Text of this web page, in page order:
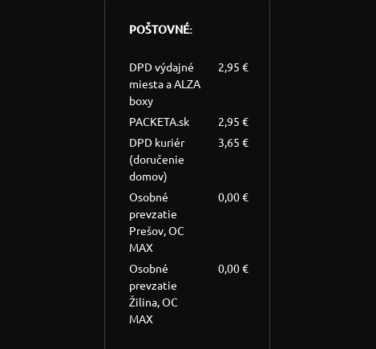
POŠTOVNÉ:
DPD výdajné
miesta a ALZA
boxy
2,95 €
PACKETA.sk
2,95 €
DPD kuriér
(doručenie
domov)
3,65 €
Osobné
prevzatie
Prešov, OC
MAX
0,00 €
Osobné
prevzatie
Žilina, OC
MAX
0,00 €